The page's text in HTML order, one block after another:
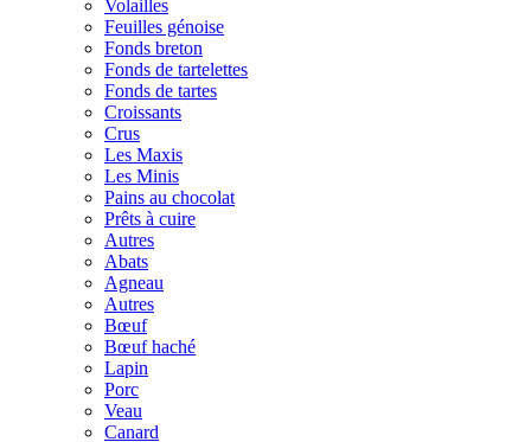
Volailles
Feuilles génoise
Fonds breton
Fonds de tartelettes
Fonds de tartes
Croissants
Crus
Les Maxis
Les Minis
Pains au chocolat
Prêts à cuire
Autres
Abats
Agneau
Autres
Bœuf
Bœuf haché
Lapin
Porc
Veau
Canard